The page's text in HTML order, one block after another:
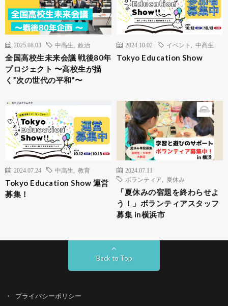
2025.08.03 中高生 政治
全国高校生未来会議 戦後80年
プロジェクト 〜高校生が描
く”次の世代の平和”〜
2024.10.02 イベント 中高生
Tokyo Education Show
2024.07.24 中高生 教育
Tokyo Education Show 運営
募集！
2024.07.11
ボランティア
夏休み
「夏休みの宿題を終わらせよ
う！」ボランティアスタッフ
募集 in横浜市
Back to Top
プライバシーポリシー